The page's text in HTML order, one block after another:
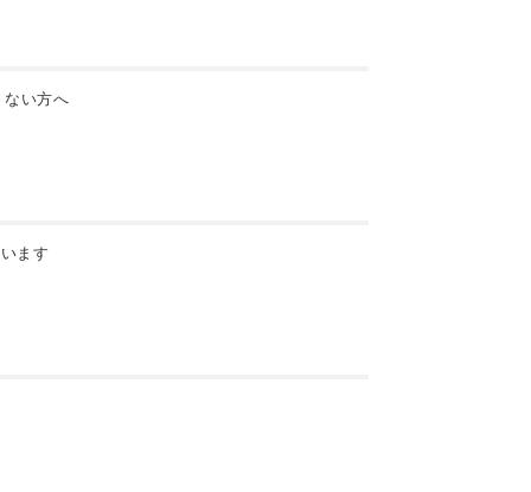
い方へ
ます